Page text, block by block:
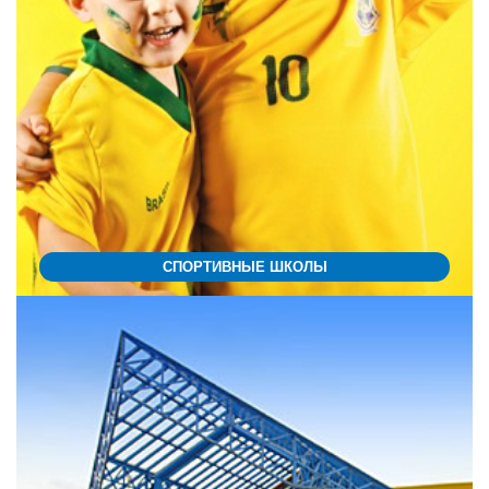
СПОРТИВНЫЕ ШКОЛЫ